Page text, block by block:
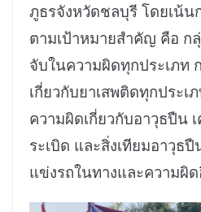
ภูธรจังหวัดชลบุรี โดยเน้น
ตามเป้าหมายสำคัญ คือ ก
จับในความผิดทุกประเภท
เกี่ยวกับยาเสพติดทุกประเ
ความผิดเกี่ยวกับอาวุธปืน
ระเบิด และสิ่งเทียมอาวุธ
แข่งรถในทางและความผิ